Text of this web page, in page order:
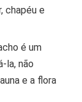
chapéu e
é um
la, não
e a flora